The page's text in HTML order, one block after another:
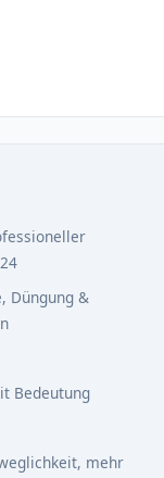
Düngung &
Bedeutung
mehr